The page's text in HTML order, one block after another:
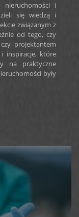
nieruchomości i
się wiedzą i
związanym z
od tego, czy
projektantem
inspiracje, które
na praktyczne
były